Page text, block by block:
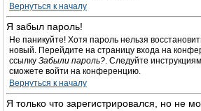
Вернуться к началу
Я забыл пароль!
Не паникуйте! Хотя пароль нельзя
новый. Перейдите на страницу входа на
ссылку Забыли пароль?. Следуйте
сможете войти на конференцию.
Вернуться к началу
Я только что зарегистрировался, но не